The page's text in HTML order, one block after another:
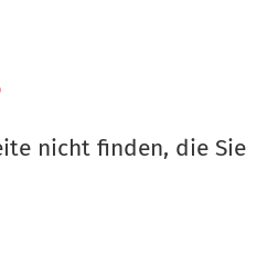
nicht finden, die Sie